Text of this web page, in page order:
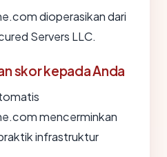
dioperasikan dari
Servers LLC.
skor kepada Anda
mencerminkan
infrastruktur